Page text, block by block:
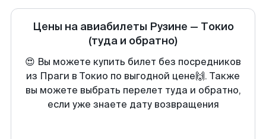
Цены на авиабилеты Рузине — Токио
(туда и обратно)
😍 Вы можете купить билет без посредников
из Праги в Токио по выгодной цене🙌. Также
вы можете выбрать перелет туда и обратно,
если уже знаете дату возвращения